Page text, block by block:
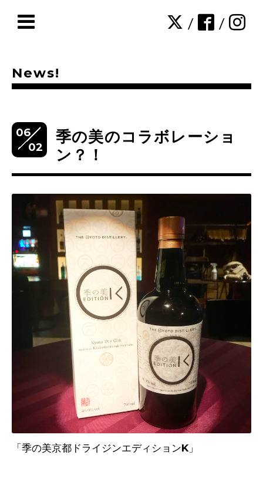
/ /
News!
06
02
季の美のコラボレーショ
ン？！
「季の美京都ドライジンエディションK」